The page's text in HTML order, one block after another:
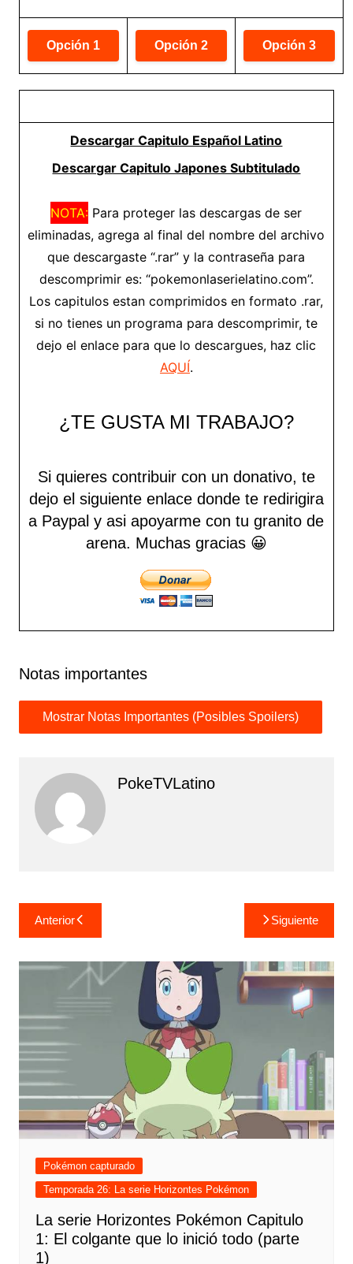
Descargar Capitulo Español Latino
Descargar Capitulo Japones Subtitulado
NOTA: Para proteger las descargas de ser
eliminadas, agrega al final del nombre del archivo
que descargaste “.rar” y la contraseña para
descomprimir es: “pokemonlaserielatino.com”.
Los capitulos estan comprimidos en formato .rar,
si no tienes un programa para descomprimir, te
dejo el enlace para que lo descargues, haz clic
AQUÍ.
¿TE GUSTA MI TRABAJO?
Si quieres contribuir con un donativo, te
dejo el siguiente enlace donde te redirigira
a Paypal y asi apoyarme con tu granito de
arena. Muchas gracias 😀
Notas importantes
PokeTVLatino
Navegación
de
entradas
Siguiente
Anterior
Pokémon capturado
Temporada 26: La serie Horizontes Pokémon
La serie Horizontes Pokémon Capitulo
1: El colgante que lo inició todo (parte
1)